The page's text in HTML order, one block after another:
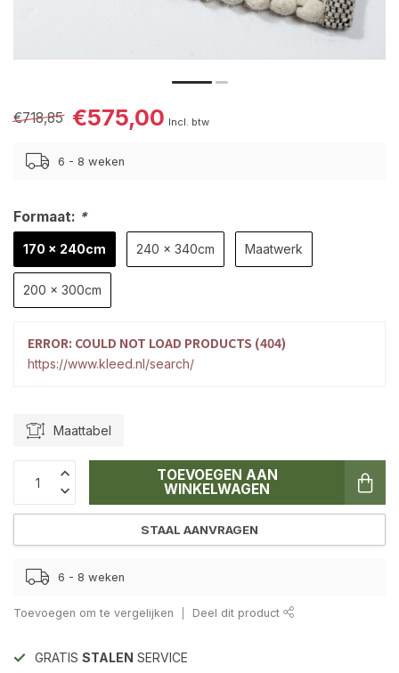
€718,85 €575,00 Incl. btw
6 - 8 weken
Formaat: *
170 x 240cm 240 x 340cm Maatwerk
200 x 300cm
ERROR: COULD NOT LOAD PRODUCTS (404)
https://www.kleed.nl/search/
Maattabel
TOEVOEGEN AAN
WINKELWAGEN
STAAL AANVRAGEN
6 - 8 weken
Toevoegen om te vergelijken Deel dit product
GRATIS STALEN SERVICE